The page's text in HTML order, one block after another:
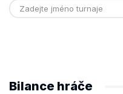
Bilance hráče